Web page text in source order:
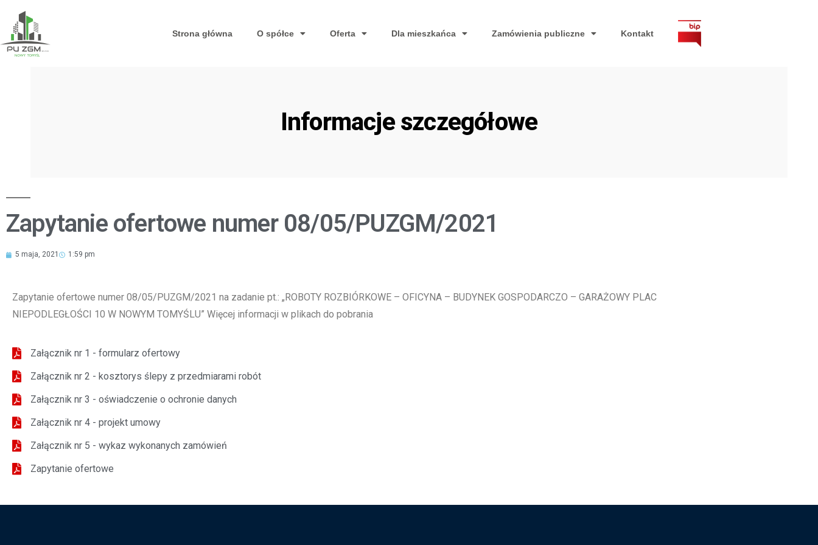
Strona główna O spółce Oferta Dla mieszkańca Zamówienia publiczne Kontakt
Informacje szczegółowe
Zapytanie ofertowe numer 08/05/PUZGM/2021
5 maja, 2021 1:59 pm
Zapytanie ofertowe numer 08/05/PUZGM/2021 na zadanie pt.: „ROBOTY ROZBIÓRKOWE – OFICYNA – BUDYNEK GOSPODARCZO – GARAŻOWY PLAC
NIEPODLEGŁOŚCI 10 W NOWYM TOMYŚLU” Więcej informacji w plikach do pobrania
Załącznik nr 1 - formularz ofertowy
Załącznik nr 2 - kosztorys ślepy z przedmiarami robót
Załącznik nr 3 - oświadczenie o ochronie danych
Załącznik nr 4 - projekt umowy
Załącznik nr 5 - wykaz wykonanych zamówień
Zapytanie ofertowe